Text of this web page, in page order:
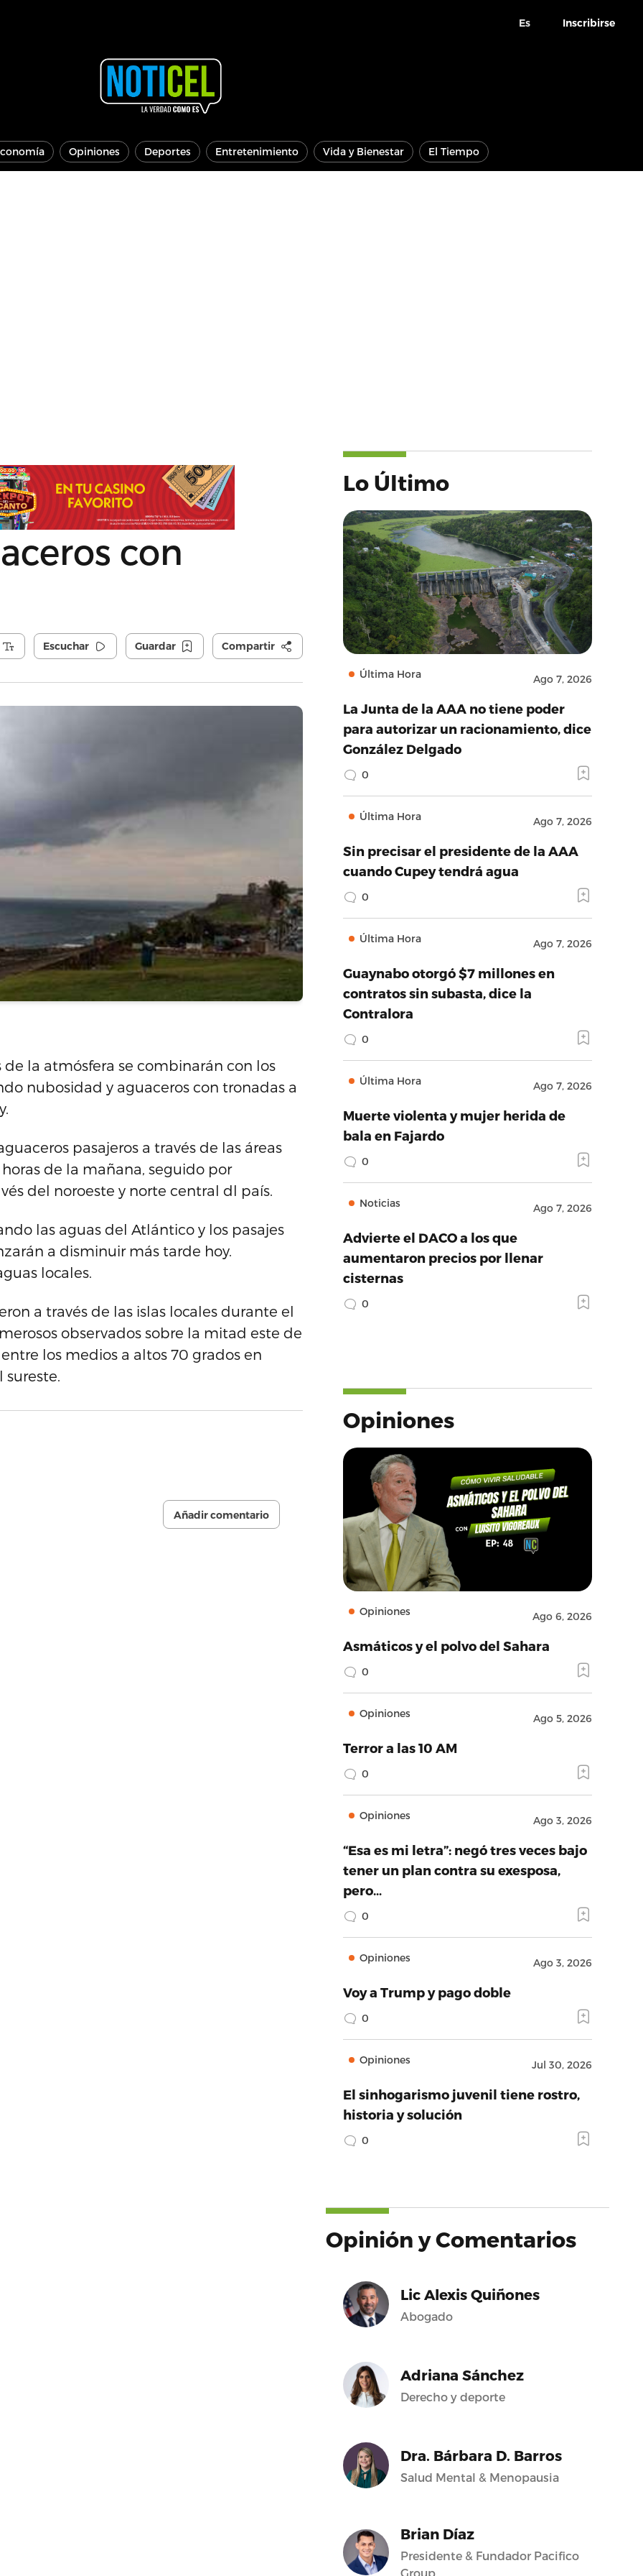
Es Inscribirse
Opiniones Deportes Entretenimiento Vida y Bienestar El Tiempo
con
Escuchar Guardar Compartir
la atmósfera se combinarán con los
nubosidad y aguaceros con tronadas a
pasajeros a través de las áreas
de la mañana, seguido por
del noroeste y norte central dl país.
las aguas del Atlántico y los pasajes
a disminuir más tarde hoy.
locales.
a través de las islas locales durante el
observados sobre la mitad este de
los medios a altos 70 grados en
sureste.
Añadir comentario
Lo Último
Última Hora Ago 7, 2026
La Junta de la AAA no tiene poder
para autorizar un racionamiento, dice
González Delgado
0
Última Hora Ago 7, 2026
Sin precisar el presidente de la AAA
cuando Cupey tendrá agua
0
Última Hora Ago 7, 2026
Guaynabo otorgó $7 millones en
contratos sin subasta, dice la
Contralora
0
Última Hora Ago 7, 2026
Muerte violenta y mujer herida de
bala en Fajardo
0
Noticias Ago 7, 2026
Advierte el DACO a los que
aumentaron precios por llenar
cisternas
0
Opiniones
Opiniones Ago 6, 2026
Asmáticos y el polvo del Sahara
0
Opiniones Ago 5, 2026
Terror a las 10 AM
0
Opiniones Ago 3, 2026
“Esa es mi letra”: negó tres veces bajo
tener un plan contra su exesposa,
pero…
0
Opiniones Ago 3, 2026
Voy a Trump y pago doble
0
Opiniones Jul 30, 2026
El sinhogarismo juvenil tiene rostro,
historia y solución
0
Opinión y Comentarios
Lic Alexis Quiñones
Abogado
Adriana Sánchez
Derecho y deporte
Dra. Bárbara D. Barros
Salud Mental & Menopausia
Brian Díaz
Presidente & Fundador Pacifico
Group